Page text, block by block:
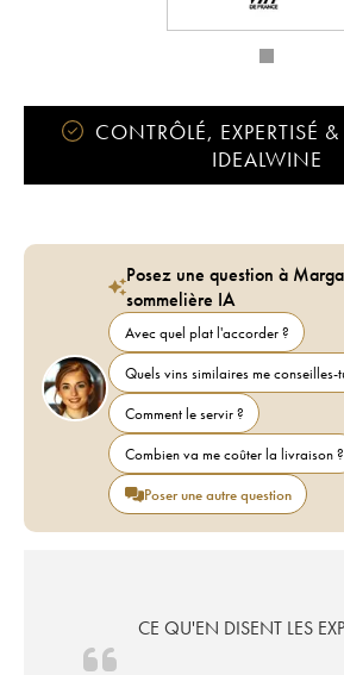
CONTRÔLÉ, EXPERTISÉ &
IDEALWINE
Posez une question à
sommelière IA
Avec quel plat l'accorder ?
Quels vins similaires me conseilles-
Comment le servir ?
Combien va me coûter la livraison ?
Poser une autre question
CE QU'EN DISENT LES